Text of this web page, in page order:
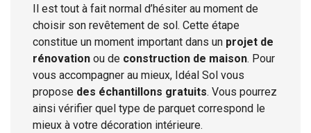
Il est tout à fait normal d’hésiter au moment de
choisir son revêtement de sol. Cette étape
constitue un moment important dans un projet de
rénovation ou de construction de maison. Pour
vous accompagner au mieux, Idéal Sol vous
propose des échantillons gratuits. Vous pourrez
ainsi vérifier quel type de parquet correspond le
mieux à votre décoration intérieure.